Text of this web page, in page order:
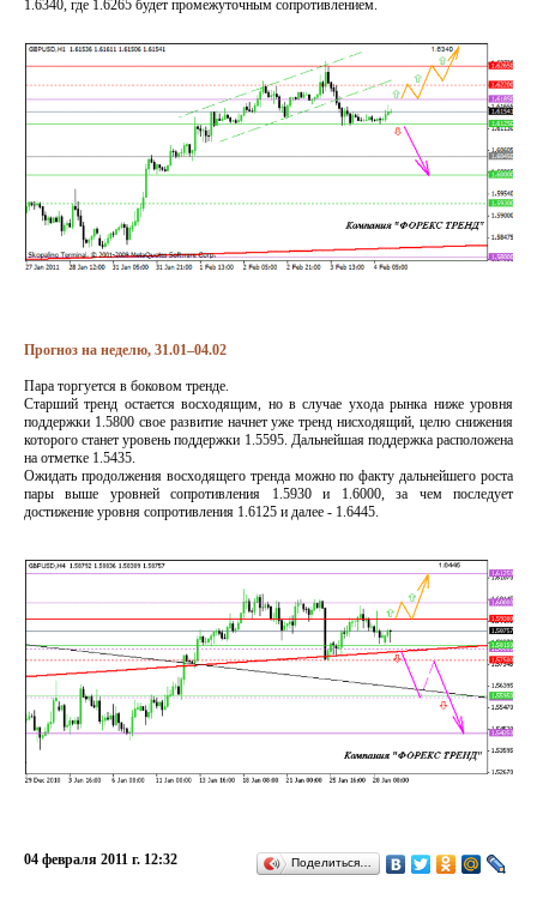
1.6340, где 1.6265 будет промежуточным сопротивлением.
Прогноз на неделю, 31.01–04.02
Пара торгуется в боковом тренде.
Старший тренд остается восходящим, но в случае ухода рынка ниже уровня
поддержки 1.5800 свое развитие начнет уже тренд нисходящий, целю снижения
которого станет уровень поддержки 1.5595. Дальнейшая поддержка расположена
на отметке 1.5435.
Ожидать продолжения восходящего тренда можно по факту дальнейшего роста
пары выше уровней сопротивления 1.5930 и 1.6000, за чем последует
достижение уровня сопротивления 1.6125 и далее - 1.6445.
04 февраля 2011 г. 12:32 Поделиться…